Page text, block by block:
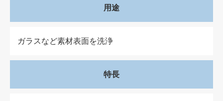
用途
ガラスなど素材表面を洗浄
特長